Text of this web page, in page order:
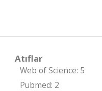
Atıflar
Web of Science: 5
Pubmed: 2